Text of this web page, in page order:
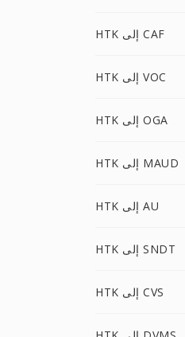
HTK إلى CAF
HTK إلى VOC
HTK إلى OGA
HTK إلى MAUD
HTK إلى AU
HTK إلى SNDT
HTK إلى CVS